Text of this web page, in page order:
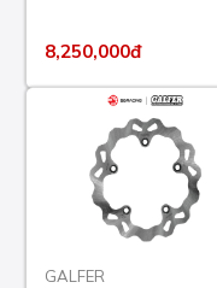
8,250,000đ
GALFER